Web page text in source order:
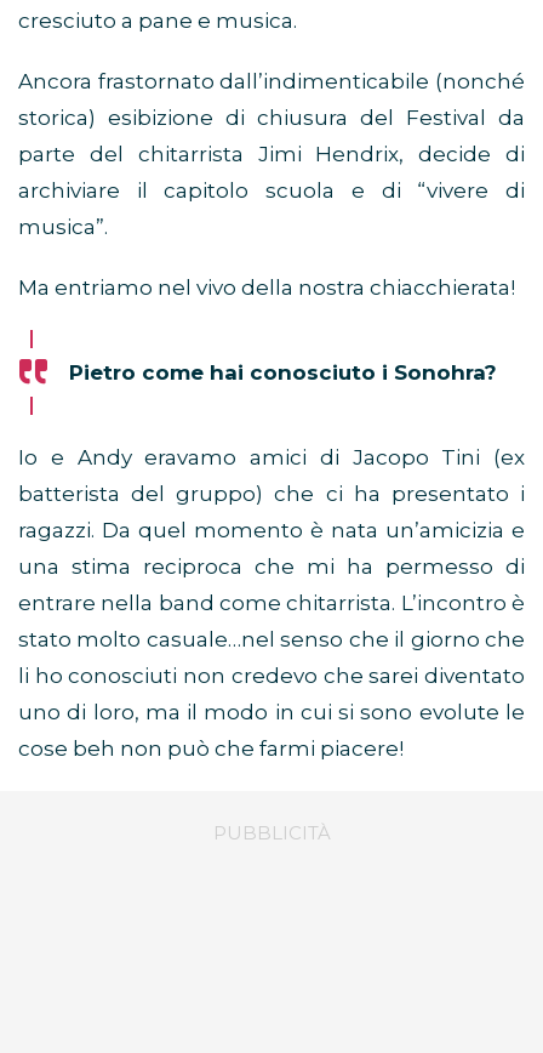
cresciuto a pane e musica.
Ancora frastornato dall’indimenticabile (nonché
storica) esibizione di chiusura del Festival da
parte del chitarrista Jimi Hendrix, decide di
archiviare il capitolo scuola e di “vivere di
musica”.
Ma entriamo nel vivo della nostra chiacchierata!
Pietro come hai conosciuto i Sonohra?
Io e Andy eravamo amici di Jacopo Tini (ex
batterista del gruppo) che ci ha presentato i
ragazzi. Da quel momento è nata un’amicizia e
una stima reciproca che mi ha permesso di
entrare nella band come chitarrista. L’incontro è
stato molto casuale…nel senso che il giorno che
li ho conosciuti non credevo che sarei diventato
uno di loro, ma il modo in cui si sono evolute le
cose beh non può che farmi piacere!